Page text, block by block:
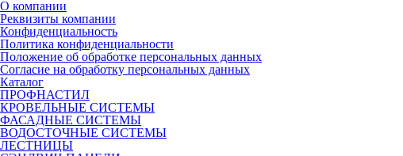
О компании
Реквизиты компании
Конфиденциальность
Политика конфиденциальности
Положение об обработке персональных данных
Согласие на обработку персональных данных
Каталог
ПРОФНАСТИЛ
КРОВЕЛЬНЫЕ СИСТЕМЫ
ФАСАДНЫЕ СИСТЕМЫ
ВОДОСТОЧНЫЕ СИСТЕМЫ
ЛЕСТНИЦЫ